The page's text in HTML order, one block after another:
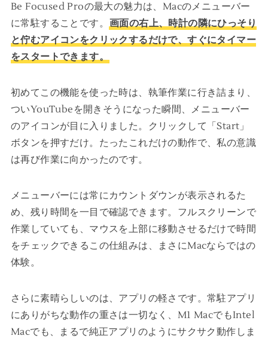
Be Focused Proの最大の魅力は、Macのメニューバー
に常駐することです。 画面の右上、時計の隣にひっそり
と佇むアイコンをクリックするだけで、すぐにタイマー
をスタートできます。
初めてこの機能を使った時は、執筆作業に行き詰まり、
ついYouTubeを開きそうになった瞬間、メニューバー
のアイコンが目に入りました。クリックして「Start」
ボタンを押すだけ。たったこれだけの動作で、私の意識
は再び作業に向かったのです。
メニューバーには常にカウントダウンが表示されるた
め、残り時間を一目で確認できます。フルスクリーンで
作業していても、マウスを上部に移動させるだけで時間
をチェックできるこの仕組みは、まさにMacならではの
体験。
さらに素晴らしいのは、アプリの軽さです。常駐アプリ
にありがちな動作の重さは一切なく、M1 MacでもIntel
Macでも、まるで純正アプリのようにサクサク動作しま